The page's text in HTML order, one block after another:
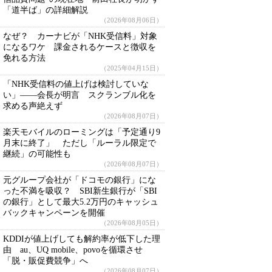
「道半ば」の詳細解説
（2026年08月06日）
なぜ？ カーナビが「NHK受信料」対象
になるワケ 課金されるケースと徴収を
免れる方法
（2025年04月15日）
「NHK受信料の値上げは検討していな
い」――会長が明言 スクランブル化を
求める声絶えず
（2026年08月07日）
楽天モバイルのローミングは「予定通り9
月末に終了」 ただし「ルーラル限定で
継続」の可能性も
（2026年08月07日）
元グループ会社が「ドコモの銀行」にな
った不満を吸収？ SBI新生銀行が「SBI
の銀行」として最大5.2万円のキャッシュ
バックキャンペーンを開催
（2026年08月05日）
KDDIが値上げしても解約率が低下した理
由 au、UQ mobile、povoを循環させ
「脱・販促費競争」へ